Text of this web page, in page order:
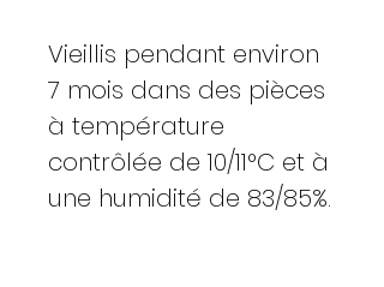
Vieillis pendant environ
7 mois dans des pièces
à température
contrôlée de 10/11°C et à
une humidité de 83/85%.